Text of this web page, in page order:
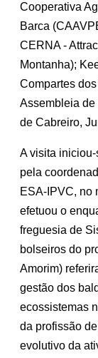
Cooperativa
Barca
CERNA -
Montanha);
Compartes
Assembleia
de Cabreiro,
A visita
pela
ESA-IPVC, no
efetuou o
freguesia de
bolseiros do
Amorim)
gestão dos
ecossistemas
da profissão
evolutivo da